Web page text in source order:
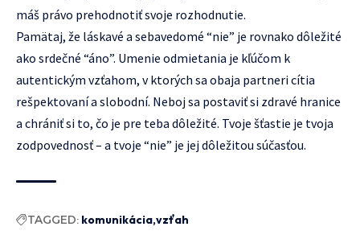
máš právo prehodnotiť svoje rozhodnutie.
Pamätaj, že láskavé a sebavedomé “nie” je rovnako dôležité
ako srdečné “áno”. Umenie odmietania je kľúčom k
autentickým vzťahom, v ktorých sa obaja partneri cítia
rešpektovaní a slobodní. Neboj sa postaviť si zdravé hranice
a chrániť si to, čo je pre teba dôležité. Tvoje šťastie je tvoja
zodpovednosť – a tvoje “nie” je jej dôležitou súčasťou.
TAGGED: komunikácia vzťah